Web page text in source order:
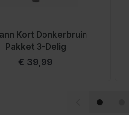
maat te bepalen. De
Het model is
Kort Donkerbruin
Pakket 3-Delig
Vanaf
€ 39,99